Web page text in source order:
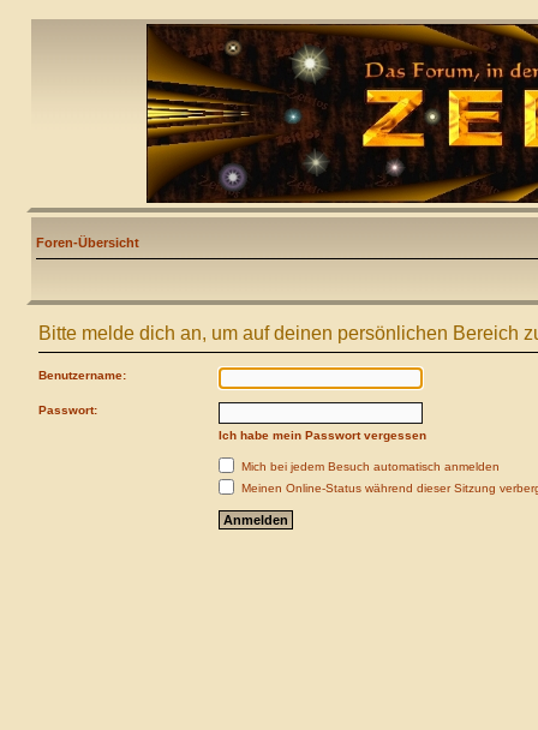
Foren-Übersicht
Bitte melde dich an, um auf deinen persönlichen Bereich
Benutzername:
Passwort:
Ich habe mein Passwort vergessen
Mich bei jedem Besuch automatisch anmelden
Meinen Online-Status während dieser Sitzung